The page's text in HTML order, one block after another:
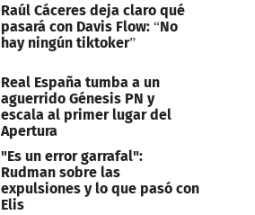
Raúl Cáceres deja claro qué
pasará con Davis Flow: “No
hay ningún tiktoker”
Real España tumba a un
aguerrido Génesis PN y
escala al primer lugar del
Apertura
"Es un error garrafal":
Rudman sobre las
expulsiones y lo que pasó con
Elis